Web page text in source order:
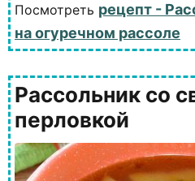
Посмотреть рецепт -
на огуречном рассоле
Рассольник со
перловкой